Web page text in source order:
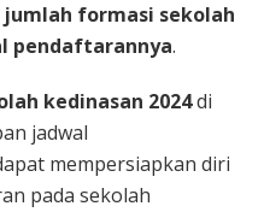
jumlah formasi sekolah
pendaftarannya.
kedinasan 2024di
jadwal
mempersiapkan diri
pada sekolah